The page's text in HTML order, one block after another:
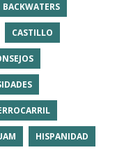
BACKWATERS
CASTILLO
HISPANIDAD